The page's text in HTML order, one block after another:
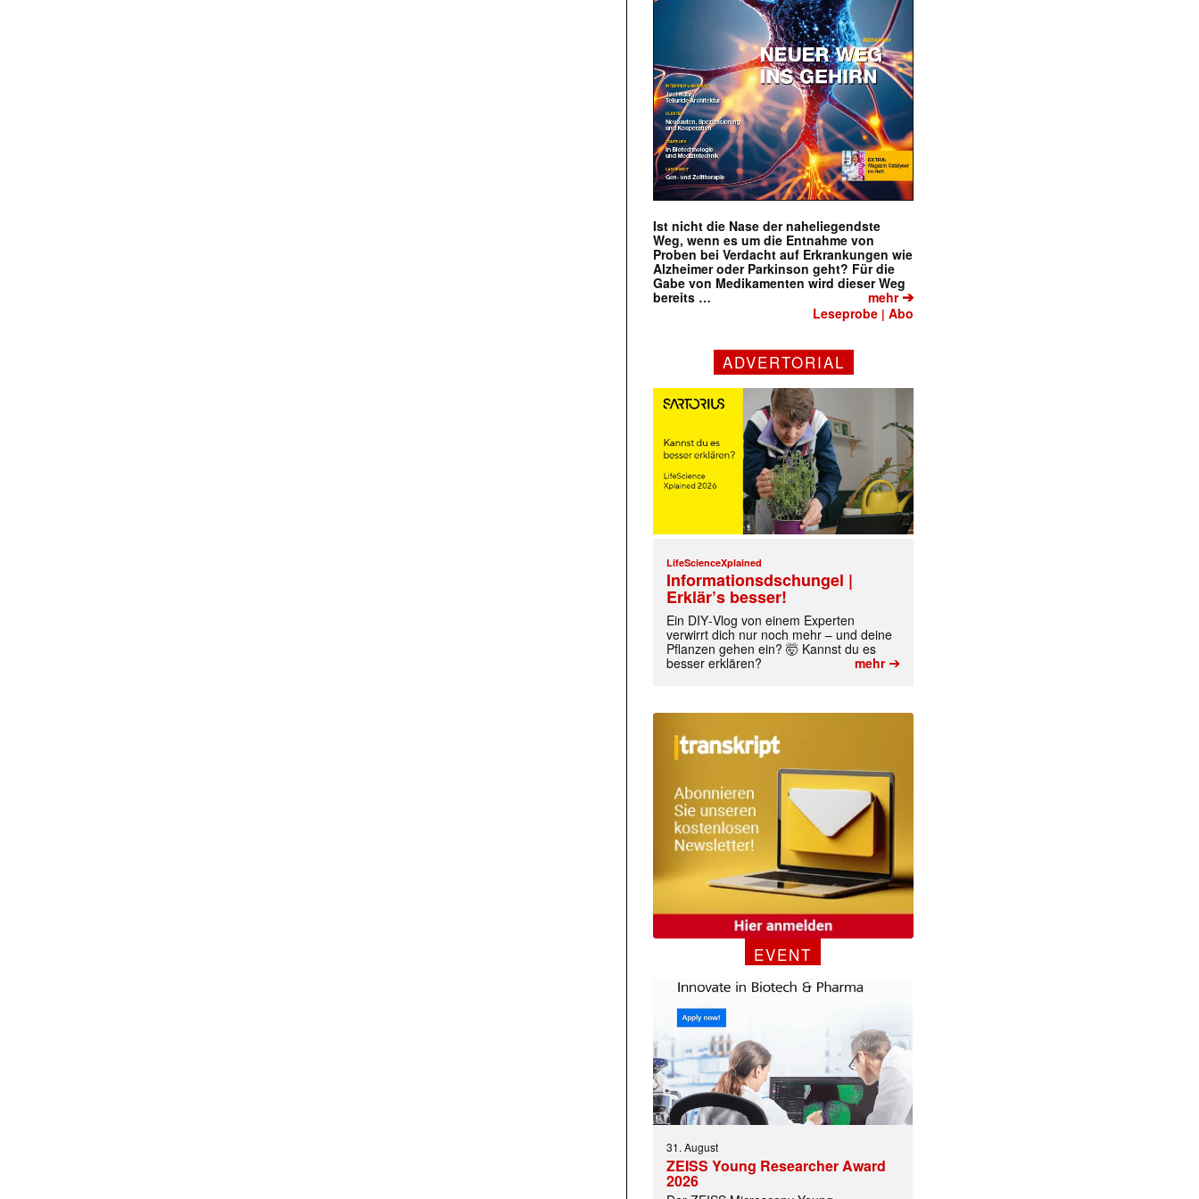
Ist nicht die Nase der naheliegendste
Weg, wenn es um die Entnahme von
Proben bei Verdacht auf Erkrankungen wie
Alzheimer oder Parkinson geht? Für die
Gabe von Medikamenten wird dieser Weg
bereits …
mehr➔
Leseprobe |Abo
ADVERTORIAL
LifeScienceXplained
Informationsdschungel |
Erklär’s besser!
Ein DIY‑Vlog von einem Experten
verwirrt dich nur noch mehr – und deine
Pflanzen gehen ein? 🤯 Kannst du es
besser erklären?
mehr➔
EVENT
31. August
ZEISS Young Researcher Award
2026